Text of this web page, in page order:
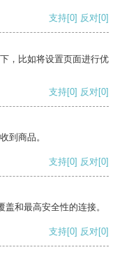
支持[0] 反对[0]
，比如将设置页面进行优
支持[0] 反对[0]
到商品。
支持[0] 反对[0]
和最高安全性的连接。
支持[0] 反对[0]